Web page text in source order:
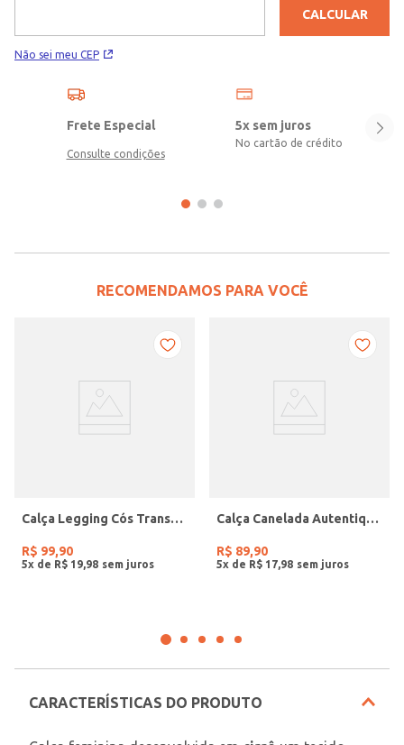
Não sei meu CEP
CALCULAR
Frete Especial
Consulte condições
5x sem juros
No cartão de crédito
RECOMENDAMOS PARA VOCÊ
Calça Legging Cós Transpassado Feminina MARINHO
R$ 99,90
5x de R$ 19 98
Calça Canelada Autentique Feminina VERDE
R$ 89,90
5x de R$ 17 98
CARACTERÍSTICAS DO PRODUTO